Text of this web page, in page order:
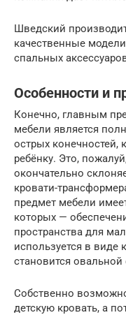
Шведский
качественные
спальных
Особенности и
Конечно, главным
мебели является
острых конечностей,
ребёнку. Это,
окончательно
кровати-
предмет мебели
которых —
пространства для
используется в виде
становится
Собственно
детскую кровать, а